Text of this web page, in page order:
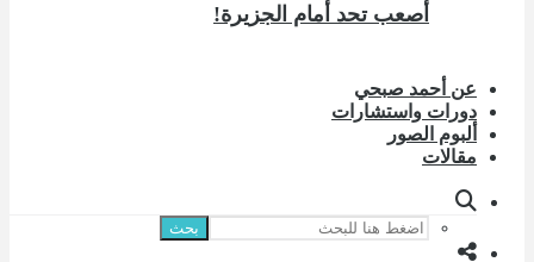
أصعب تحد أمام الجزيرة!
عن أحمد صبحي
دورات واستشارات
ألبوم الصور
مقالات
بحث